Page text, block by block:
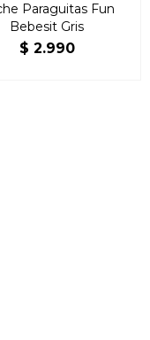
Paraguitas Fun
Bebesit Gris
$ 2.990